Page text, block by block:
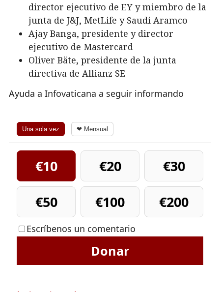
director ejecutivo de EY y miembro de la
junta de J&J, MetLife y Saudi Aramco
Ajay Banga, presidente y director
ejecutivo de Mastercard
Oliver Bäte, presidente de la junta
directiva de Allianz SE
Ayuda a Infovaticana a seguir informando
Una sola vez ❤ Mensual
€10 €20
€30
€50
€100 €200
Escríbenos un comentario
Donar